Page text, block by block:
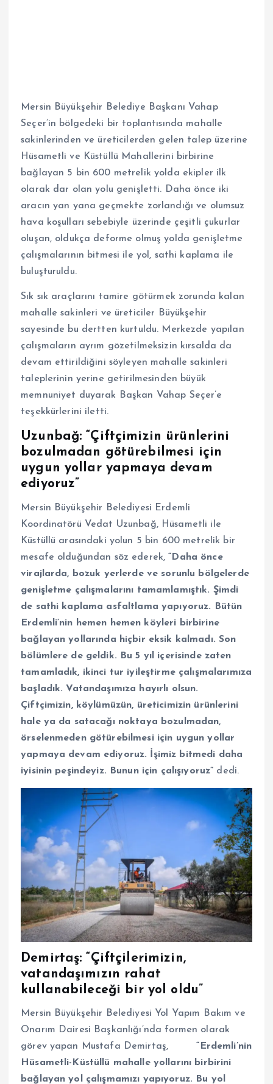
Mersin Büyükşehir Belediye Başkanı Vahap
Seçer’in bölgedeki bir toplantısında mahalle
sakinlerinden ve üreticilerden gelen talep üzerine
Hüsametli ve Küstüllü Mahallerini birbirine
bağlayan 5 bin 600 metrelik yolda ekipler ilk
olarak dar olan yolu genişletti. Daha önce iki
aracın yan yana geçmekte zorlandığı ve olumsuz
hava koşulları sebebiyle üzerinde çeşitli çukurlar
oluşan, oldukça deforme olmuş yolda genişletme
çalışmalarının bitmesi ile yol, sathi kaplama ile
buluşturuldu.
Sık sık araçlarını tamire götürmek zorunda kalan
mahalle sakinleri ve üreticiler Büyükşehir
sayesinde bu dertten kurtuldu. Merkezde yapılan
çalışmaların ayrım gözetilmeksizin kırsalda da
devam ettirildiğini söyleyen mahalle sakinleri
taleplerinin yerine getirilmesinden büyük
memnuniyet duyarak Başkan Vahap Seçer’e
teşekkürlerini iletti.
Uzunbağ: “Çiftçimizin ürünlerini
bozulmadan götürebilmesi için
uygun yollar yapmaya devam
ediyoruz”
Mersin Büyükşehir Belediyesi Erdemli
Koordinatörü Vedat Uzunbağ, Hüsametli ile
Küstüllü arasındaki yolun 5 bin 600 metrelik bir
mesafe olduğundan söz ederek,“Daha önce
virajlarda, bozuk yerlerde ve sorunlu bölgelerde
genişletme çalışmalarını tamamlamıştık. Şimdi
de sathi kaplama asfaltlama yapıyoruz. Bütün
Erdemli’nin hemen hemen köyleri birbirine
bağlayan yollarında hiçbir eksik kalmadı. Son
bölümlere de geldik. Bu 5 yıl içerisinde zaten
tamamladık, ikinci tur iyileştirme çalışmalarımıza
başladık. Vatandaşımıza hayırlı olsun.
Çiftçimizin, köylümüzün, üreticimizin ürünlerini
hale ya da satacağı noktaya bozulmadan,
örselenmeden götürebilmesi için uygun yollar
yapmaya devam ediyoruz. İşimiz bitmedi daha
iyisinin peşindeyiz. Bunun için çalışıyoruz” dedi.
Demirtaş: “Çiftçilerimizin,
vatandaşımızın rahat
kullanabileceği bir yol oldu”
Mersin Büyükşehir Belediyesi Yol Yapım Bakım ve
Onarım Dairesi Başkanlığı’nda formen olarak
görev yapan Mustafa Demirtaş,
“Erdemli’nin
Hüsametli-Küstüllü mahalle yollarını birbirini
bağlayan yol çalışmamızı yapıyoruz. Bu yol